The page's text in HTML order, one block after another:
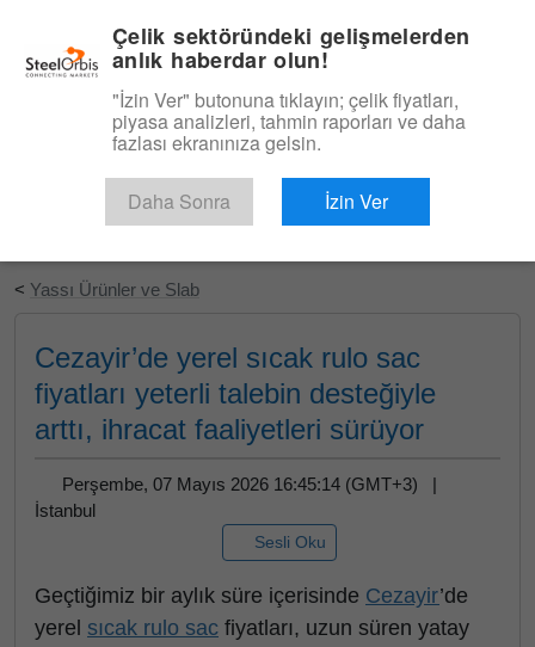
Ücretsiz Deneyin
< Yassı Ürünler ve Slab
Cezayir’de yerel sıcak rulo sac
fiyatları yeterli talebin desteğiyle
arttı, ihracat faaliyetleri sürüyor
Perşembe, 07 Mayıs 2026 16:45:14 (GMT+3) |
İstanbul
Sesli Oku
Geçtiğimiz bir aylık süre içerisinde Cezayir’de
yerel sıcak rulo sac fiyatları, uzun süren yatay
Çelik sektöründeki gelişmelerden
anlık haberdar olun!
"İzin Ver" butonuna tıklayın; çelik fiyatları,
piyasa analizleri, tahmin raporları ve daha
fazlası ekranınıza gelsin.
Daha Sonra İzin Ver